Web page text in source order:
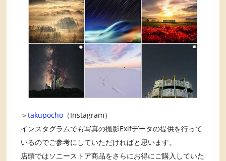
＞takupocho （Instagram）
インスタグラムでも写真の撮影Exifデータの提供を行って
いるのでご参考にしていただければと思います。
店頭ではソニーストア商品をさらにお得にご購入していた